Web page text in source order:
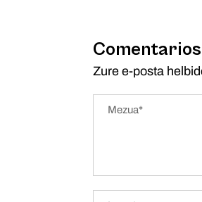
Comentarios
Zure e-posta